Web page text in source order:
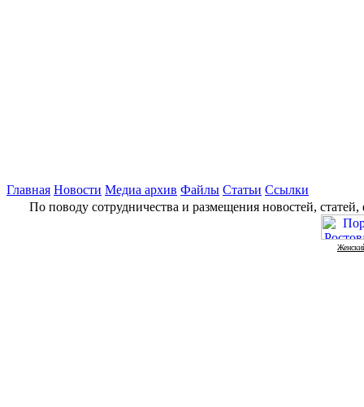
Главная Новости Медиа архив Файлы Статьи Ссылки
По поводу сотрудничества и размещения новостей,